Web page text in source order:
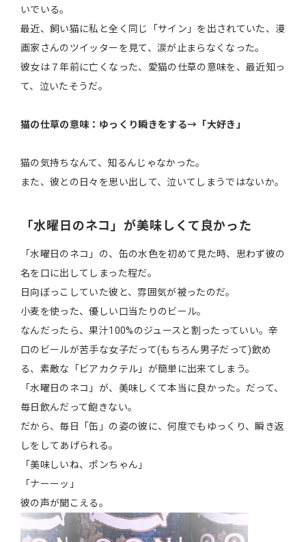
いでいる。
最近、飼い猫に私と全く同じ「サイン」を出されていた、漫
画家さんのツイッターを見て、涙が止まらなくなった。
彼女は７年前に亡くなった、愛猫の仕草の意味を、最近知っ
て、泣いたそうだ。
猫の仕草の意味：ゆっくり瞬きをする→「大好き」
猫の気持ちなんて、知るんじゃなかった。
また、彼との日々を思い出して、泣いてしまうではないか。
「水曜日のネコ」が美味しくて良かった
「水曜日のネコ」の、缶の水色を初めて見た時、思わず彼の
名を口に出してしまった程だ。
日向ぼっこしていた彼と、雰囲気が被ったのだ。
小麦を使った、優しい口当たりのビール。
なんだったら、果汁100%のジュースと割ったっていい。辛
口のビールが苦手な女子だって(もちろん男子だって)飲め
る、素敵な「ビアカクテル」が簡単に出来てしまう。
「水曜日のネコ」が、美味しくて本当に良かった。だって、
毎日飲んだって飽きない。
だから、毎日「缶」の姿の彼に、何度でもゆっくり、瞬き返
しをしてあげられる。
「美味しいね、ポンちゃん」
「ナーーッ」
彼の声が聞こえる。